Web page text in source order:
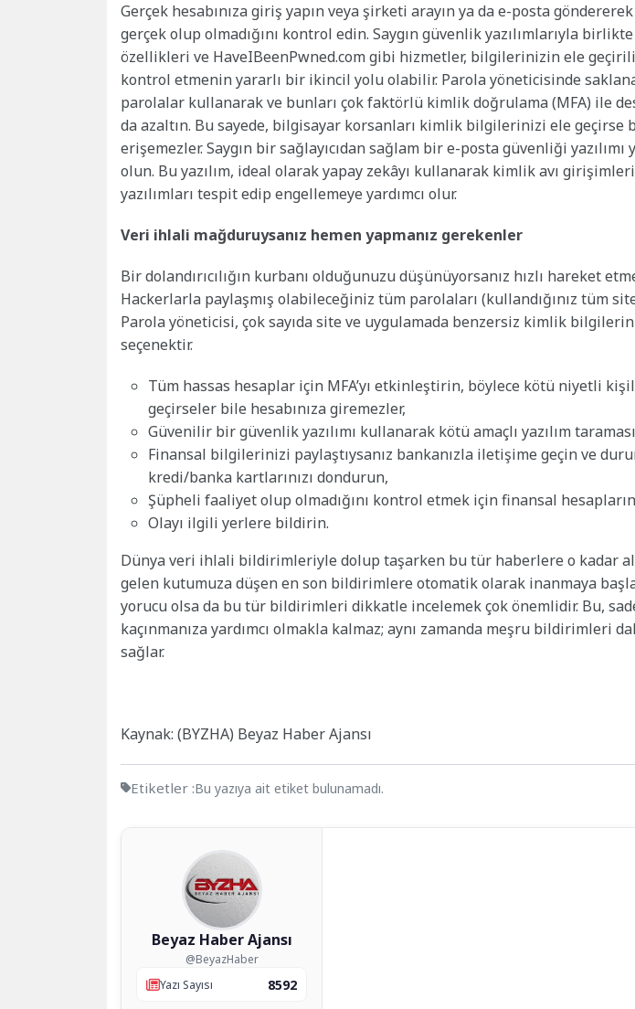
Gerçek hesabınıza giriş yapın veya şirketi arayın ya da e-posta
gerçek olup olmadığını kontrol edin. Saygın güvenlik yazılımlarıyla
özellikleri ve HaveIBeenPwned.com gibi hizmetler, bilgilerinizin ele
kontrol etmenin yararlı bir ikincil yolu olabilir. Parola yöneticisinde
parolalar kullanarak ve bunları çok faktörlü kimlik doğrulama (MFA) ile
da azaltın. Bu sayede, bilgisayar korsanları kimlik bilgilerinizi ele geçirse
erişemezler. Saygın bir sağlayıcıdan sağlam bir e-posta güvenliği
olun. Bu yazılım, ideal olarak yapay zekâyı kullanarak kimlik avı
yazılımları tespit edip engellemeye yardımcı olur.
Veri ihlali mağduruysanız hemen yapmanız gerekenler
Bir dolandırıcılığın kurbanı olduğunuzu düşünüyorsanız hızlı hareket
Hackerlarla paylaşmış olabileceğiniz tüm parolaları (kullandığınız tüm
Parola yöneticisi, çok sayıda site ve uygulamada benzersiz kimlik
seçenektir.
Tüm hassas hesaplar için MFA’yı etkinleştirin, böylece kötü niyetli
geçirseler bile hesabınıza giremezler,
Güvenilir bir güvenlik yazılımı kullanarak kötü amaçlı yazılım
Finansal bilgilerinizi paylaştıysanız bankanızla iletişime geçin ve
kredi/banka kartlarınızı dondurun,
Şüpheli faaliyet olup olmadığını kontrol etmek için finansal
Olayı ilgili yerlere bildirin.
Dünya veri ihlali bildirimleriyle dolup taşarken bu tür haberlere o kadar
gelen kutumuza düşen en son bildirimlere otomatik olarak inanmaya
yorucu olsa da bu tür bildirimleri dikkatle incelemek çok önemlidir. Bu,
kaçınmanıza yardımcı olmakla kalmaz; aynı zamanda meşru bildirimleri
sağlar.
Kaynak: (BYZHA) Beyaz Haber Ajansı
Etiketler :Bu yazıya ait etiket bulunamadı.
Beyaz Haber Ajansı
@BeyazHaber
Yazı Sayısı
8592